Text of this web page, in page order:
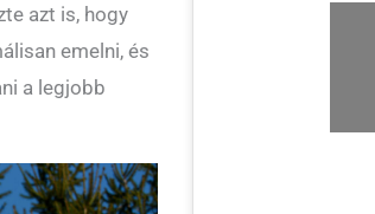
azt is, hogy
emelni, és
a legjobb